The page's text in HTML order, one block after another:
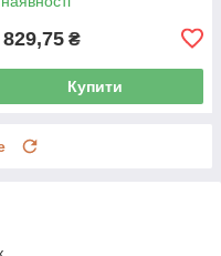
₴
Купити